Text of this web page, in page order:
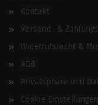
Kontakt
Versand- &
Widerrufsrecht &
AGB
Privatsphäre und
Cookie Einstellungen